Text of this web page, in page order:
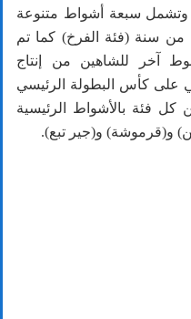
كويتي) وتشمل سبعة أشواط متنوعة
من سنة (فئة الفرخ) كما تم
آخر للشاهين من إنتاج
على كأس البطولة الرئيسي
فئة بالأشواط الرئيسية
و(قرموشة) و(جير تبع).